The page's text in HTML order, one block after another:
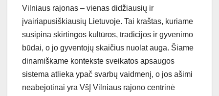
Vilniaus rajonas – vienas didžiausių ir
įvairiapusiškiausių Lietuvoje. Tai kraštas, kuriame
susipina skirtingos kultūros, tradicijos ir gyvenimo
būdai, o jo gyventojų skaičius nuolat auga. Šiame
dinamiškame kontekste sveikatos apsaugos
sistema atlieka ypač svarbų vaidmenį, o jos ašimi
neabejotinai yra VšĮ Vilniaus rajono centrinė